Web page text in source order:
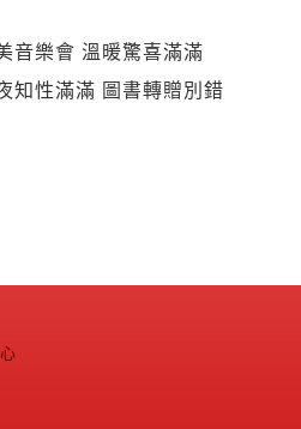
音樂會 溫暖驚喜滿滿
知性滿滿 圖書轉贈別錯